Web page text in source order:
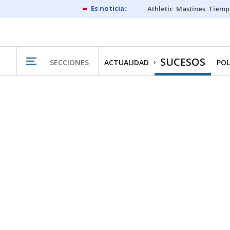
Athletic Mastines
SECCIONES ACTUALIDAD SUCESOS